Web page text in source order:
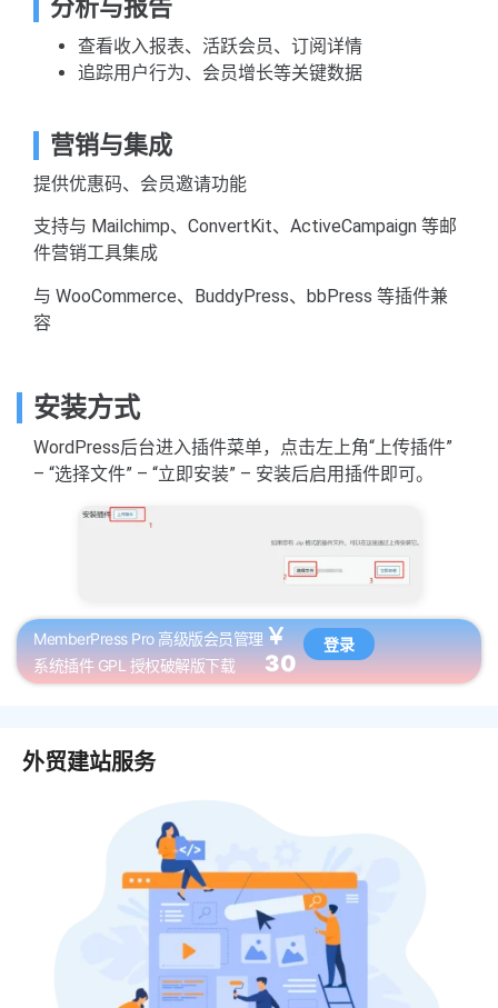
分析与报告
查看收入报表、活跃会员、订阅详情
追踪用户行为、会员增长等关键数据
营销与集成
提供优惠码、会员邀请功能
支持与 Mailchimp、ConvertKit、ActiveCampaign 等邮
件营销工具集成
与 WooCommerce、BuddyPress、bbPress 等插件兼
容
安装方式
WordPress后台进入插件菜单，点击左上角“上传插件”
– “选择文件” – “立即安装” – 安装后启用插件即可。
MemberPress Pro 高级版会员管理
系统插件 GPL 授权破解版下载
￥
30
登录
外贸建站服务